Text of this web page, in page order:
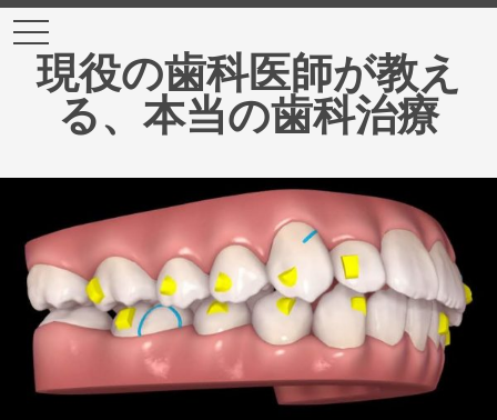
現役の歯科医師が教え
る、本当の歯科治療
t
o
g
i
i
o
n